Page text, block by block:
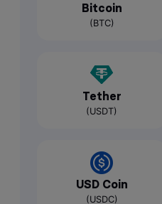
Bitcoin
(BTC)
Tether
(USDT)
USD Coin
(USDC)